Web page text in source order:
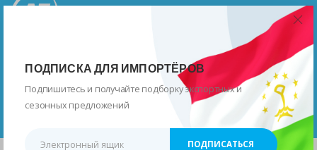
ПОДПИСКА ДЛЯ ИМПОРТЁРОВ
Подпишитесь и получайте подборку экспортных и
сезонных предложений
Агентства по экспорту при Правительстве
Республики Таджикистан
ПЕРЕЙТИ